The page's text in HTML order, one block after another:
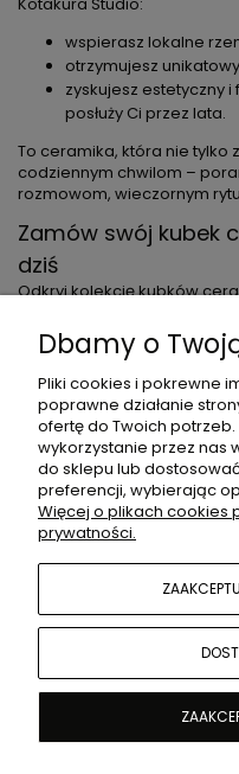
wspierasz lokalne
otrzymujesz
zyskujesz estetyczny
posłuży Ci przez lata.
To ceramika, która nie tylko
codziennym chwilom –
rozmowom, wieczornym
Zamów swój kubek
dziś
Odkryj kolekcję kubków
każdego dnia. Zamów już
codzienności.
Podkowa Leśna |
7621085924
Dbamy o
Pliki cookies i pokrewne
poprawne działanie
ofertę do Twoich
wykorzystanie przez nas
do sklepu lub
preferencji, wybierając
Więcej o plikach cookies
prywatności.